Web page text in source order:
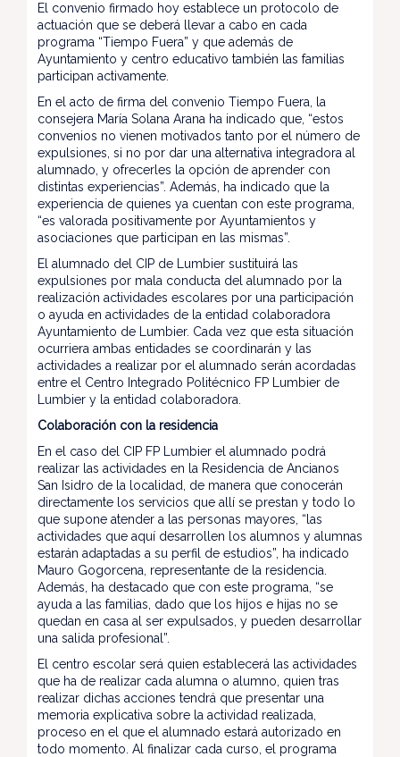
El convenio firmado hoy establece un protocolo de
actuación que se deberá llevar a cabo en cada
programa “Tiempo Fuera” y que además de
Ayuntamiento y centro educativo también las familias
participan activamente.
En el acto de firma del convenio Tiempo Fuera, la
consejera María Solana Arana ha indicado que, “estos
convenios no vienen motivados tanto por el número de
expulsiones, si no por dar una alternativa integradora al
alumnado, y ofrecerles la opción de aprender con
distintas experiencias”. Además, ha indicado que la
experiencia de quienes ya cuentan con este programa,
“es valorada positivamente por Ayuntamientos y
asociaciones que participan en las mismas”.
El alumnado del CIP de Lumbier sustituirá las
expulsiones por mala conducta del alumnado por la
realización actividades escolares por una participación
o ayuda en actividades de la entidad colaboradora
Ayuntamiento de Lumbier. Cada vez que esta situación
ocurriera ambas entidades se coordinarán y las
actividades a realizar por el alumnado serán acordadas
entre el Centro Integrado Politécnico FP Lumbier de
Lumbier y la entidad colaboradora.
Colaboración con la residencia
En el caso del CIP FP Lumbier el alumnado podrá
realizar las actividades en la Residencia de Ancianos
San Isidro de la localidad, de manera que conocerán
directamente los servicios que allí se prestan y todo lo
que supone atender a las personas mayores, “las
actividades que aquí desarrollen los alumnos y alumnas
estarán adaptadas a su perfil de estudios”, ha indicado
Mauro Gogorcena, representante de la residencia.
Además, ha destacado que con este programa, “se
ayuda a las familias, dado que los hijos e hijas no se
quedan en casa al ser expulsados, y pueden desarrollar
una salida profesional”.
El centro escolar será quien establecerá las actividades
que ha de realizar cada alumna o alumno, quien tras
realizar dichas acciones tendrá que presentar una
memoria explicativa sobre la actividad realizada,
proceso en el que el alumnado estará autorizado en
todo momento. Al finalizar cada curso, el programa